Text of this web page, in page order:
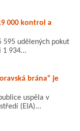
000 kontrol a
595 udělených pokut
1 934...
brána“ je
uspěla v
(EIA)...